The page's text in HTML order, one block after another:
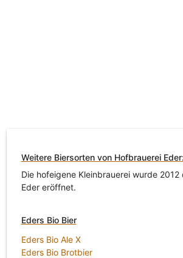
Weitere Biersorten von Hofbrauerei Eder:
Die hofeigene Kleinbrauerei wurde 2012
Eder eröffnet.
Eders Bio Bier
Eders Bio Ale X
Eders Bio Brotbier